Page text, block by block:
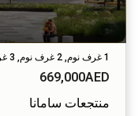
1 غرف نوم, 2 غرف نوم, 3 غرف نوم, استوديو, شقة
669,000AED
منتجعات سامانا